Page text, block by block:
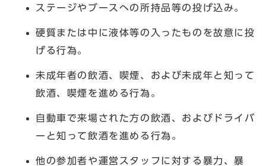
ステージやブースへの所持品等の投げ込み。
硬質または中に液体等の入ったものを故意に投
げる行為。
未成年者の飲酒、喫煙、および未成年と知って
飲酒、喫煙を進める行為。
自動車で来場された方の飲酒、およびドライバ
ーと知って飲酒を進める行為。
他の参加者や運営スタッフに対する暴力、暴